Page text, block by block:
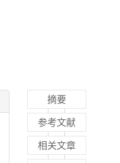
摘要
参考文献
相关文章